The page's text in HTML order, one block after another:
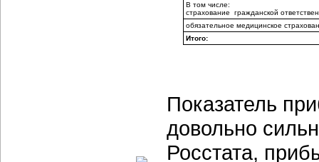
В том числе:
страхование гражданской
обязательное медицинское
Итого:
Показатель
довольно
Росстата,